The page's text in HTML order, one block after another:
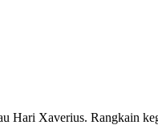
Hari Xaverius. Rangkain